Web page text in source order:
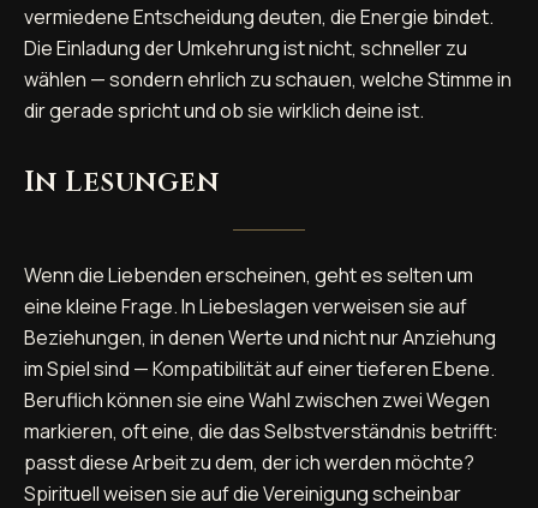
vermiedene Entscheidung deuten, die Energie bindet.
Die Einladung der Umkehrung ist nicht, schneller zu
wählen — sondern ehrlich zu schauen, welche Stimme in
dir gerade spricht und ob sie wirklich deine ist.
In Lesungen
Wenn die Liebenden erscheinen, geht es selten um
eine kleine Frage. In Liebeslagen verweisen sie auf
Beziehungen, in denen Werte und nicht nur Anziehung
im Spiel sind — Kompatibilität auf einer tieferen Ebene.
Beruflich können sie eine Wahl zwischen zwei Wegen
markieren, oft eine, die das Selbstverständnis betrifft:
passt diese Arbeit zu dem, der ich werden möchte?
Spirituell weisen sie auf die Vereinigung scheinbar